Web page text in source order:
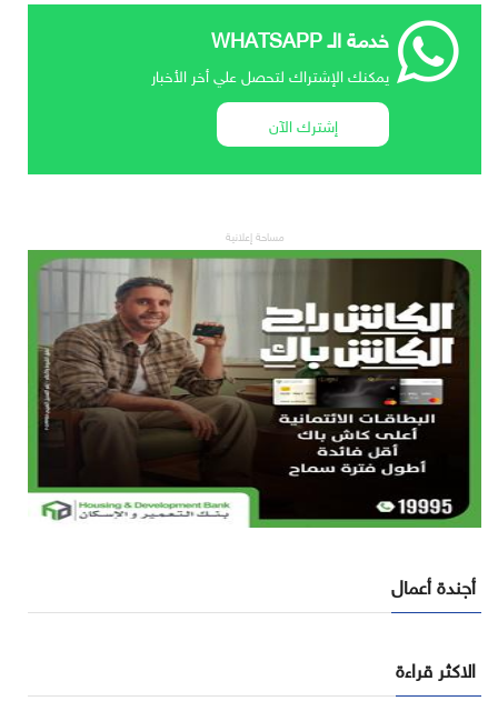
خدمة الـ WHATSAPP
يمكنك الإشتراك لتحصل علي أخر الأخبار
إشترك الآن
مساحة إعلانية
أجندة أعمال
الاكثر قراءة